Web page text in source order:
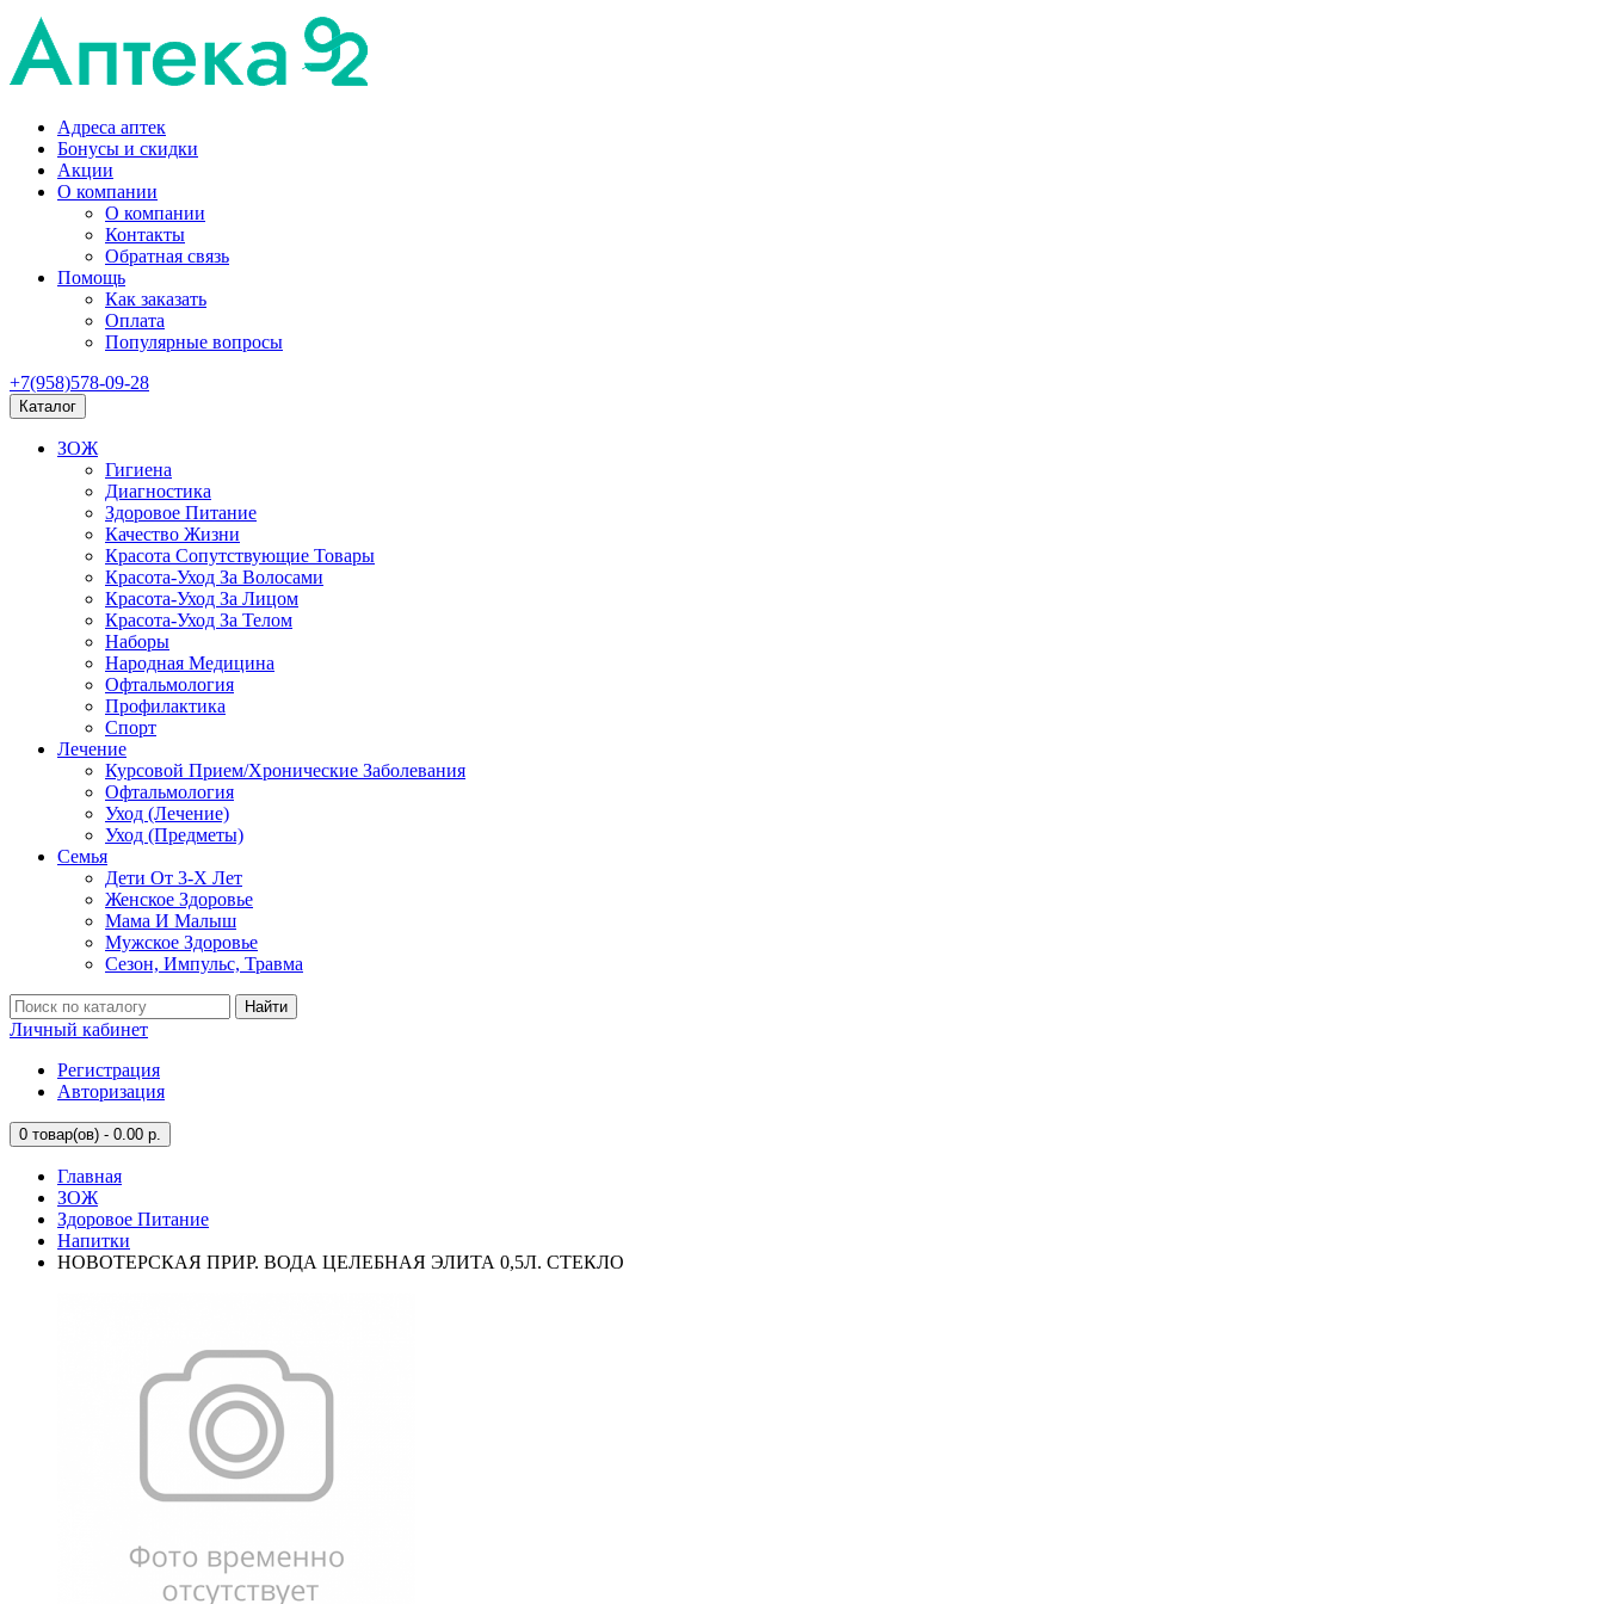
Адреса аптек
Бонусы и скидки
Акции
О компании
О компании
Контакты
Обратная связь
Помощь
Как заказать
Оплата
Популярные вопросы
+7(958)578-09-28
Каталог
ЗОЖ
Гигиена
Диагностика
Здоровое Питание
Качество Жизни
Красота Сопутствующие Товары
Красота-Уход За Волосами
Красота-Уход За Лицом
Красота-Уход За Телом
Наборы
Народная Медицина
Офтальмология
Профилактика
Спорт
Лечение
Курсовой Прием/Хронические Заболевания
Офтальмология
Уход (Лечение)
Уход (Предметы)
Семья
Дети От 3-Х Лет
Женское Здоровье
Мама И Малыш
Мужское Здоровье
Сезон, Импульс, Травма
Найти
Личный кабинет
Регистрация
Авторизация
0 товар(ов) - 0.00 р.
Главная
ЗОЖ
Здоровое Питание
Напитки
НОВОТЕРСКАЯ ПРИР. ВОДА ЦЕЛЕБНАЯ ЭЛИТА 0,5Л. СТЕКЛО